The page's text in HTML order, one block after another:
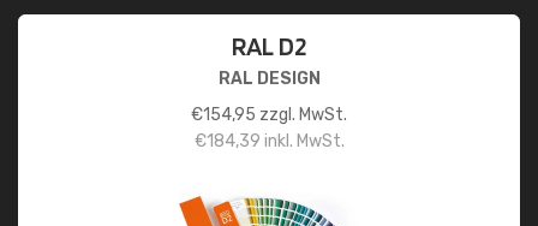
RAL D2
RAL DESIGN
€154,95 zzgl. MwSt.
€184,39 inkl. MwSt.